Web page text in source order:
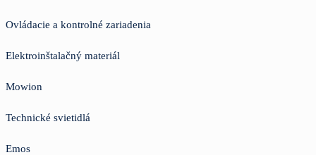
Ovládacie a kontrolné zariadenia
Elektroinštalačný materiál
Mowion
Technické svietidlá
Emos